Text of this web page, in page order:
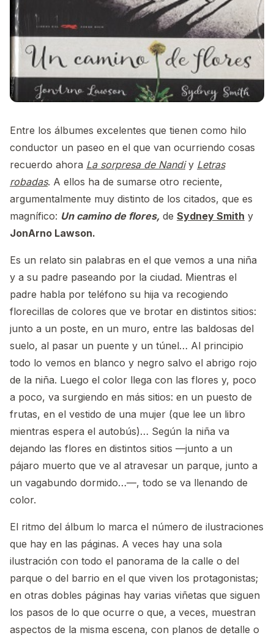
Entre los álbumes excelentes que tienen como hilo
conductor un paseo en el que van ocurriendo cosas
recuerdo ahora La sorpresa de Nandiy Letras
robadas. A ellos ha de sumarse otro reciente,
argumentalmente muy distinto de los citados, que es
magnífico: Un camino de flores, de Sydney Smith y
JonArno Lawson.
Es un relato sin palabras en el que vemos a una niña
y a su padre paseando por la ciudad. Mientras el
padre habla por teléfono su hija va recogiendo
florecillas de colores que ve brotar en distintos sitios:
junto a un poste, en un muro, entre las baldosas del
suelo, al pasar un puente y un túnel… Al principio
todo lo vemos en blanco y negro salvo el abrigo rojo
de la niña. Luego el color llega con las flores y, poco
a poco, va surgiendo en más sitios: en un puesto de
frutas, en el vestido de una mujer (que lee un libro
mientras espera el autobús)… Según la niña va
dejando las flores en distintos sitios —junto a un
pájaro muerto que ve al atravesar un parque, junto a
un vagabundo dormido…—, todo se va llenando de
color.
El ritmo del álbum lo marca el número de ilustraciones
que hay en las páginas. A veces hay una sola
ilustración con todo el panorama de la calle o del
parque o del barrio en el que viven los protagonistas;
en otras dobles páginas hay varias viñetas que siguen
los pasos de lo que ocurre o que, a veces, muestran
aspectos de la misma escena, con planos de detalle o